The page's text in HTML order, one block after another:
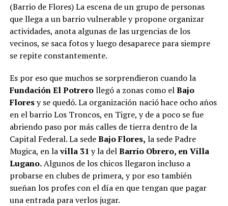
(Barrio de Flores) La escena de un grupo de personas
que llega a un barrio vulnerable y propone organizar
actividades, anota algunas de las urgencias de los
vecinos, se saca fotos y luego desaparece para siempre
se repite constantemente.
Es por eso que muchos se sorprendieron cuando la
Fundación El Potrerollegó a zonas como elBajo
Floresy se quedó. La organización nació hace ocho años
en el barrio Los Troncos, en Tigre, y de a poco se fue
abriendo paso por más calles de tierra dentro de la
Capital Federal. La sedeBajo Flores, la sede Padre
Mugica, en lavilla 31 y la delBarrio Obrero, en Villa
Lugano.Algunos de los chicos llegaron incluso a
probarse en clubes de primera, y por eso también
sueñan los profes con el día en que tengan que pagar
una entrada para verlos jugar.